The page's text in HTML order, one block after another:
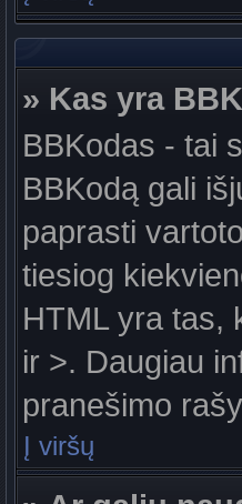
» Kas yra
BBKodas - tai
BBKodą gali
paprasti
tiesiog
HTML yra tas,
ir >. Daugiau
pranešimo
Į viršų